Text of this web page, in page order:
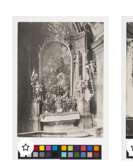
Add to my album